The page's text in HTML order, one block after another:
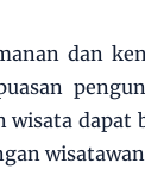
dan
dapat